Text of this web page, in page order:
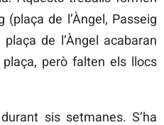
de l’Àngel, Passeig
de l’Àngel acabaran
però falten els llocs
sis setmanes. S’ha